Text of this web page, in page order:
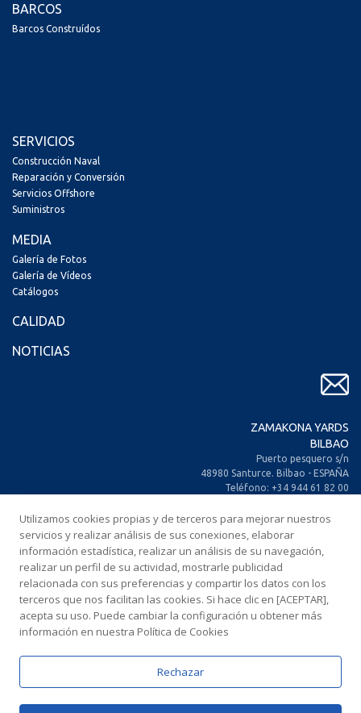
BARCOS
Barcos Construídos
SERVICIOS
Construcción Naval
Reparación y Conversión
Servicios Offshore
Suministros
MEDIA
Galería de Fotos
Galería de Vídeos
Catálogos
CALIDAD
NOTICIAS
ZAMAKONA YARDS
BILBAO
Puerto pesquero s/n
48980 Santurce. Bilbao - ESPAÑA
Teléfono: +34 944 61 82 00
Fax: +34 944 61 25 80
E-mail: zamakona@zamakona.com
ZAMAKONA YARDS
ISLAS CANARIAS
CIA. Trasatlántica Española, s/n.
Dársena Exterior. Puerto de Las Palmas.
ESPAÑA
Fax: +34 928 461 233
Utilizamos cookies propias y de terceros para mejorar nuestros
servicios y realizar análisis de sus conexiones, elaborar
información estadística, realizar un análisis de su navegación,
realizar un perfil de su actividad, mostrarle publicidad
relacionada con sus preferencias y compartir los datos con los
terceros que nos facilitan las cookies. Si hace clic en [ACEPTAR],
acepta su uso. Puede cambiar la configuración u obtener más
información en nuestra Política de Cookies
Rechazar